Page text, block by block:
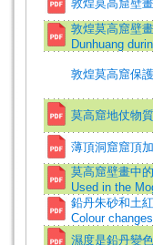
敦煌莫高窟壁
敦煌莫高窟壁
Dunhuang
敦煌莫高窟保
莫高窟地仗物
薄頂洞窟窟頂
莫高窟壁畫中
Used in the
鉛丹朱砂和土
Colour
濕度是鉛丹變